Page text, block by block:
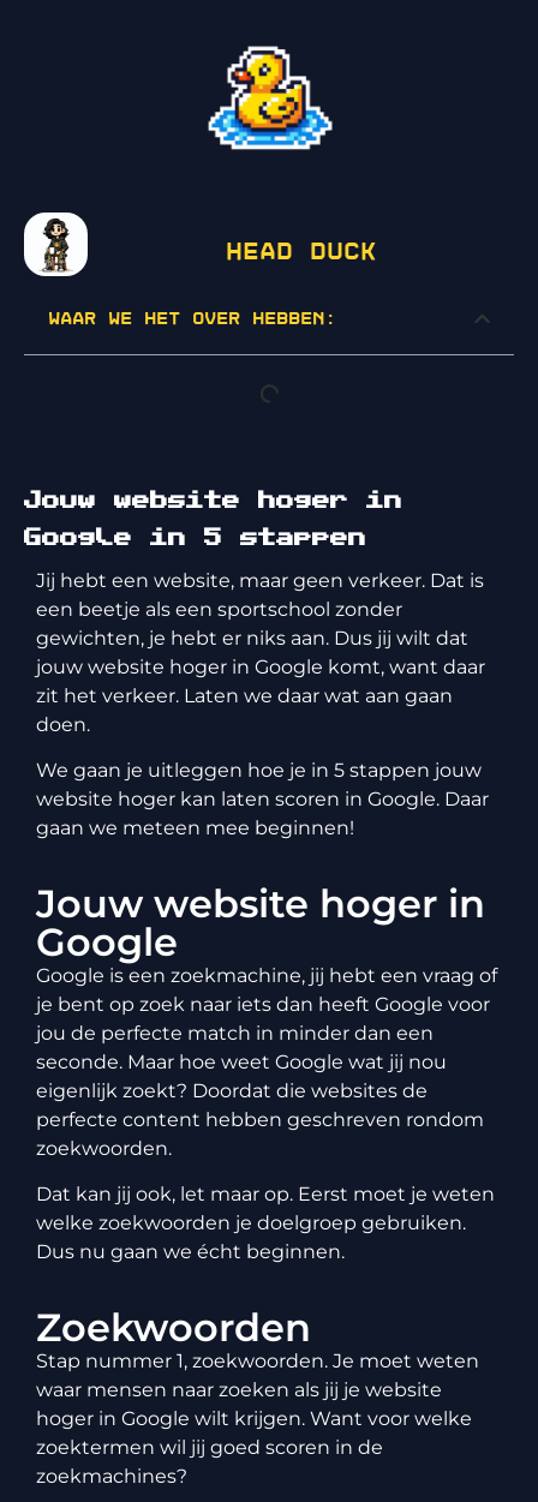
Head Duck
Waar we het over hebben:
Jouw website hoger in
Google in 5 stappen
Jij hebt een website, maar geen verkeer. Dat is
een beetje als een sportschool zonder
gewichten, je hebt er niks aan. Dus jij wilt dat
jouw website hoger in Google komt, want daar
zit het verkeer. Laten we daar wat aan gaan
doen.
We gaan je uitleggen hoe je in 5 stappen jouw
website hoger kan laten scoren in Google. Daar
gaan we meteen mee beginnen!
Jouw website hoger in
Google
Google is een zoekmachine, jij hebt een vraag of
je bent op zoek naar iets dan heeft Google voor
jou de perfecte match in minder dan een
seconde. Maar hoe weet Google wat jij nou
eigenlijk zoekt? Doordat die websites de
perfecte content hebben geschreven rondom
zoekwoorden.
Dat kan jij ook, let maar op. Eerst moet je weten
welke zoekwoorden je doelgroep gebruiken.
Dus nu gaan we écht beginnen.
Zoekwoorden
Stap nummer 1, zoekwoorden. Je moet weten
waar mensen naar zoeken als jij je website
hoger in Google wilt krijgen. Want voor welke
zoektermen wil jij goed scoren in de
zoekmachines?